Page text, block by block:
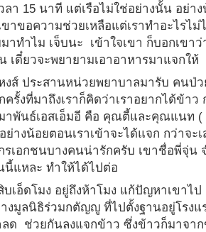
า 15 นาที แต่เรือไม่ใช่อย่างนั้น อย่า
ขอความช่วยเหลือแต่เราทำอะไรไ
าทำไม เจ็บนะ เข้าใจเขา ก็บอกเข
ดี๋ยวจะพยายามเอาอาหารมาแจกให้
งส์ ประสานหน่วยพยาบาลมารับ คนป่
รั้งที่มาถึงเราก็คิดว่าเราอยากได้ข้า
มาพันธ์เอสเอ็มอี คือ คุณตี้และคุณแน
างน้อยตอนเราเข้าจะได้แจก กว่าจ
เอกชนบางคนน่ารักครับ เขาชื่อพี่จุ่น
แหละ ทำให้ได้ไปต่อ
เอ็ดโมง อยู่ถึงห้าโมง แก้ปัญหาเขาไ
งมูลนิธิร่วมกตัญญู ที่ไปตั้งฐานอยู่โรง
ด ช่วยกันลงแจกข้าว ซึ่งข้าวก็มาจ